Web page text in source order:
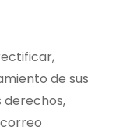
de sus
derechos,